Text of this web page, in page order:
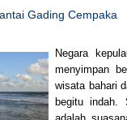
Gading Cempaka
Negara
menyimpan
wisata bahari
begitu indah.